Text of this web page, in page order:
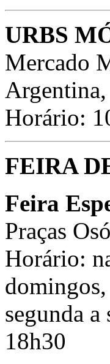
URBS
Mercado
Horário:
FEIRA
Feira
Praças
Horário:
segunda
18h30